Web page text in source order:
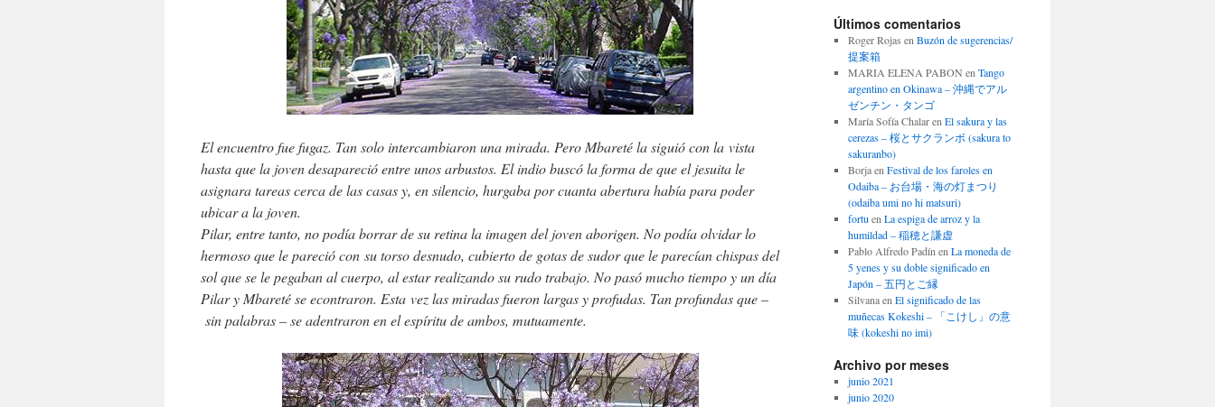
El encuentro fue fugaz. Tan solo intercambiaron una mirada. Pero Mbareté la siguió con la vista
hasta que la joven desapareció entre unos arbustos. El indio buscó la forma de que el jesuita le
asignara tareas cerca de las casas y, en silencio, hurgaba por cuanta abertura había para poder
ubicar a la joven.
Pilar, entre tanto, no podía borrar de su retina la imagen del joven aborigen. No podía olvidar lo
hermoso que le pareció con su torso desnudo, cubierto de gotas de sudor que le parecían chispas del
sol que se le pegaban al cuerpo, al estar realizando su rudo trabajo. No pasó mucho tiempo y un día
Pilar y Mbareté se econtraron. Esta vez las miradas fueron largas y profudas. Tan profundas que –
sin palabras – se adentraron en el espíritu de ambos, mutuamente.
Últimos comentarios
Roger Rojas en Buzón de sugerencias/
提案箱
MARIA ELENA PABON en Tango
argentino en Okinawa – 沖縄でアル
ゼンチン・タンゴ
María Sofía Chalaren El sakura y las
cerezas – 桜とサクランボ (sakura to
sakuranbo)
Borjaen Festival de los faroles en
Odaiba – お台場・海の灯まつり
(odaiba umi no hi matsuri)
fortu en La espiga de arroz y la
humildad – 稲穂と謙虚
Pablo Alfredo Padín en La moneda de
5 yenes y su doble significado en
Japón – 五円とご縁
Silvanaen El significado de las
muñecas Kokeshi – 「こけし」の意
味 (kokeshi no imi)
Archivo por meses
junio 2021
junio 2020